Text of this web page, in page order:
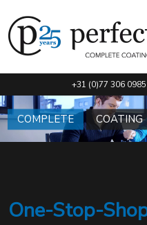
+31 (0)77 306 0985
COMPLETE COATING
One-Stop-